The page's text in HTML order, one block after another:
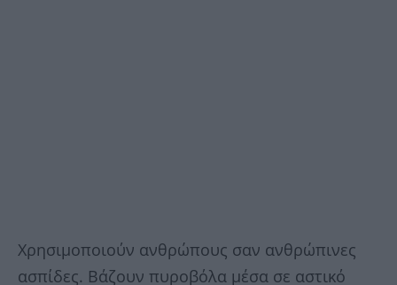
Χρησιμοποιούν ανθρώπους σαν ανθρώπινες
ασπίδες. Βάζουν πυροβόλα μέσα σε αστικό